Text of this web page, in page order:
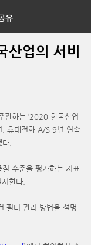
유
산업의 서비
관하는 ‘2020 한국산업
, 휴대전화 A/S 9년 연속
.
수준을 평가하는 지표
한다.
필터 관리 방법을 설명